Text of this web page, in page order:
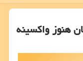
جهان هنوز واکسینه